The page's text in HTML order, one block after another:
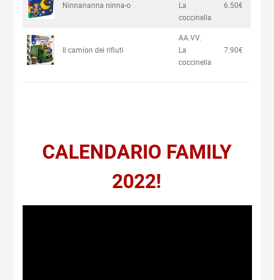
Ninnananna ninna-o
La
coccinella
6.50€
Il camion dei rifiuti
AA.VV.
La
coccinella
7.90€
CALENDARIO FAMILY
2022!